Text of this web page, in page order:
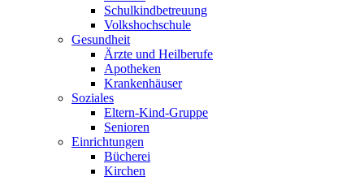
Schulkindbetreuung
Volkshochschule
Gesundheit
Ärzte und Heilberufe
Apotheken
Krankenhäuser
Soziales
Eltern-Kind-Gruppe
Senioren
Einrichtungen
Bücherei
Kirchen